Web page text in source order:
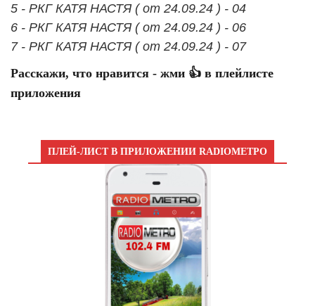
5 - РКГ КАТЯ НАСТЯ ( от 24.09.24 ) - 04
6 - РКГ КАТЯ НАСТЯ ( от 24.09.24 ) - 06
7 - РКГ КАТЯ НАСТЯ ( от 24.09.24 ) - 07
Расскажи, что нравится - жми 👍 в плейлисте
приложения
ПЛЕЙ-ЛИСТ В ПРИЛОЖЕНИИ RADIOМЕТРО